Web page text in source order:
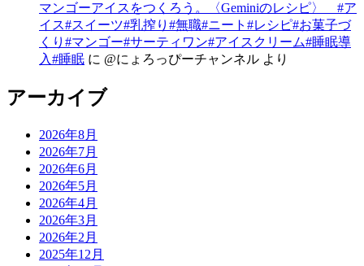
マンゴーアイスをつくろう。〈Geminiのレシピ〉 #ア
イス#スイーツ#乳搾り#無職#ニート#レシピ#お菓子づ
くり#マンゴー#サーティワン#アイスクリーム#睡眠導
入#睡眠 に @にょろっぴーチャンネル より
アーカイブ
2026年8月
2026年7月
2026年6月
2026年5月
2026年4月
2026年3月
2026年2月
2025年12月